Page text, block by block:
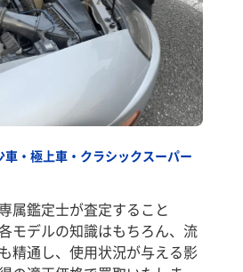
・極上車・クラシックスーパー
属鑑定士が査定すること
モデルの知識はもちろん、流
精通し、使用状況が与える影